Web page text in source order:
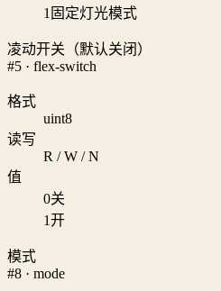
1 固定灯光模式
凌动开关（默认关闭）
#5 · flex-switch
格式
uint8
读写
R / W / N
值
0关
1开
模式
#8 · mode